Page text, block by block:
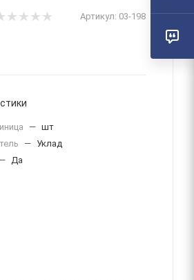
Артикул: 03-198
— шт
— Уклад
— Да